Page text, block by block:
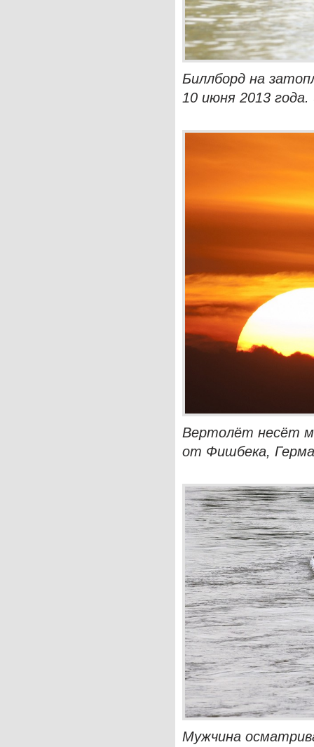
Биллборд на
10 июня 2013 года.
Вертолёт несёт
от Фишбека,
Мужчина